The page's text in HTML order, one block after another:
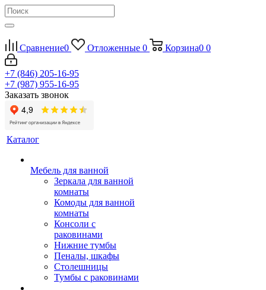
Сравнение0 Отложенные 0 Корзина0 0
+7 (846) 205-16-95
+7 (987) 955-16-95
Заказать звонок
Каталог
Мебель для ванной
Зеркала для ванной
комнаты
Комоды для ванной
комнаты
Консоли с
раковинами
Нижние тумбы
Пеналы, шкафы
Столешницы
Тумбы с раковинами